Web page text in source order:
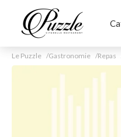
Le Puzzle Gastronomie Repas